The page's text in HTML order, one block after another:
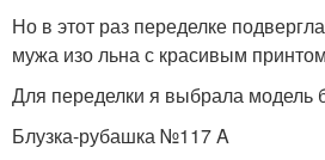
Но в этот раз переделке
мужа изо льна с красивым
Для переделки я выбрала модель
Блузка-рубашка №117 A